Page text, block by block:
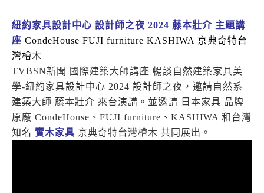
紐約家具設計中心 設計師之夜 2024 藤本壯介 主題講
座 CondeHouse FUJI furniture KASHIWA 京典奇特台
灣檜木
TVBSN新聞 國際建築大師講座 暢談自然建築家具美
學-紐約家具設計中心 2024 設計師之夜，邀請自然系
建築大師 藤本壯介 來台演講。並邀請 日本家具 品牌
原廠 CondeHouse、FUJI furniture、KASHIWA 和台灣
知名 實木家具 京典奇特台灣檜木 共同展出。